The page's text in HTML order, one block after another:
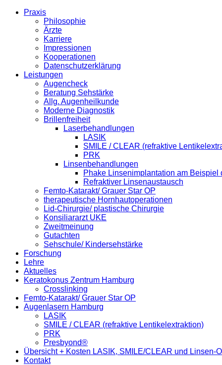
Praxis
Philosophie
Ärzte
Karriere
Impressionen
Kooperationen
Datenschutzerklärung
Leistungen
Augencheck
Beratung Sehstärke
Allg. Augenheilkunde
Moderne Diagnostik
Brillenfreiheit
Laserbehandlungen
LASIK
SMILE / CLEAR (refraktive
PRK
Linsenbehandlungen
Phake Linsenimplantation am Beispiel
Refraktiver Linsenaustausch
Femto-Katarakt/ Grauer Star OP
therapeutische Hornhautoperationen
Lid-Chirurgie/ plastische Chirurgie
Konsiliararzt UKE
Zweitmeinung
Gutachten
Sehschule/ Kindersehstärke
Forschung
Lehre
Aktuelles
Keratokonus Zentrum Hamburg
Crosslinking
Femto-Katarakt/ Grauer Star OP
Augenlasern Hamburg
LASIK
SMILE / CLEAR (refraktive Lentikelextraktion)
PRK
Presbyond®
Übersicht + Kosten LASIK, SMILE/CLEAR und Linsen-
Kontakt